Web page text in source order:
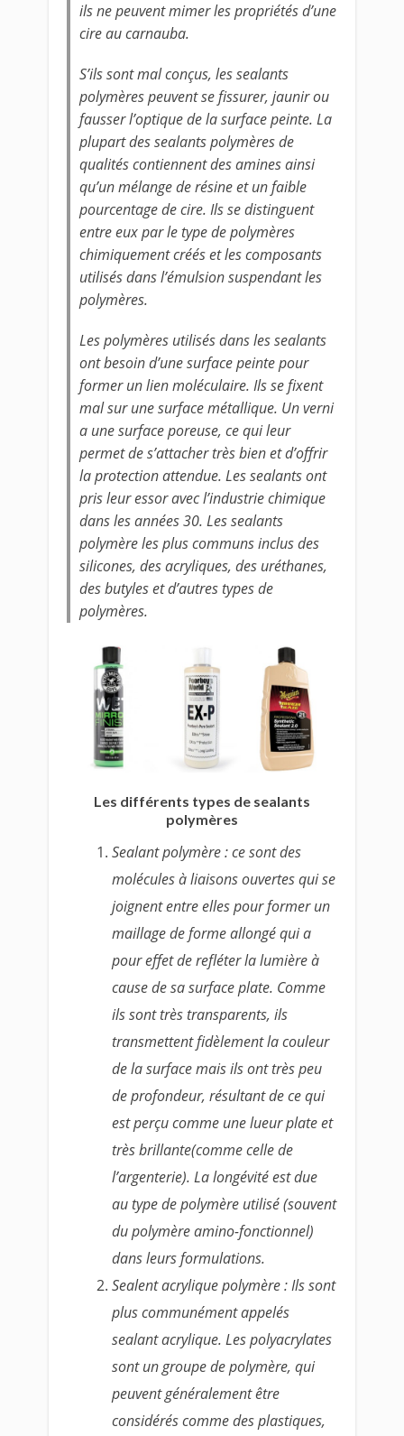
ils ne peuvent mimer les propriétés d’une
cire au carnauba.
S’ils sont mal conçus, les sealants
polymères peuvent se fissurer, jaunir ou
fausser l’optique de la surface peinte. La
plupart des sealants polymères de
qualités contiennent des amines ainsi
qu’un mélange de résine et un faible
pourcentage de cire. Ils se distinguent
entre eux par le type de polymères
chimiquement créés et les composants
utilisés dans l’émulsion suspendant les
polymères.
Les polymères utilisés dans les sealants
ont besoin d’une surface peinte pour
former un lien moléculaire. Ils se fixent
mal sur une surface métallique. Un verni
a une surface poreuse, ce qui leur
permet de s’attacher très bien et d’offrir
la protection attendue. Les sealants ont
pris leur essor avec l’industrie chimique
dans les années 30. Les sealants
polymère les plus communs inclus des
silicones, des acryliques, des uréthanes,
des butyles et d’autres types de
polymères.
Les différents types de sealants
polymères
Sealant polymère : ce sont des
molécules à liaisons ouvertes qui se
joignent entre elles pour former un
maillage de forme allongé qui a
pour effet de refléter la lumière à
cause de sa surface plate. Comme
ils sont très transparents, ils
transmettent fidèlement la couleur
de la surface mais ils ont très peu
de profondeur, résultant de ce qui
est perçu comme une lueur plate et
très brillante(comme celle de
l’argenterie). La longévité est due
au type de polymère utilisé (souvent
du polymère amino-fonctionnel)
dans leurs formulations.
Sealent acrylique polymère : Ils sont
plus communément appelés
sealant acrylique. Les polyacrylates
sont un groupe de polymère, qui
peuvent généralement être
considérés comme des plastiques,